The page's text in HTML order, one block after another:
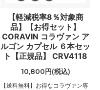
【軽減税率8％対象商
品】【お得セット】
CORAVIN コラヴァン ア
ルゴン カプセル ６本セッ
ト【正規品】 CRV4118
10,800円(税込)
【送料無料】お得なコラヴァン専